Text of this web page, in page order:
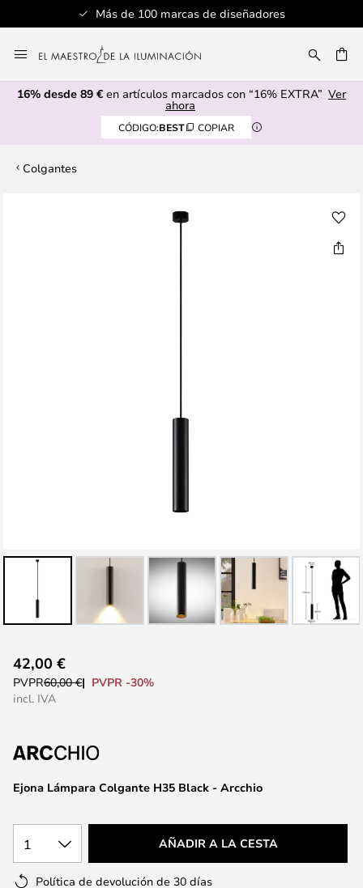
Más de 100 marcas de diseñadores
al
contenido
16% desde 89 € en artículos marcados con “16% EXTRA” Ver
ahora
CÓDIGO:BEST COPIAR
Colgantes
al
comienzo
galería
imágenes
Ejona Lámpara Colgante H35 Black - Arcchio
42,00 €
PVPR60,00 €
PVPR -30%
incl. IVA
1 AÑADIR A LA CESTA
Política de devolución de 30 días